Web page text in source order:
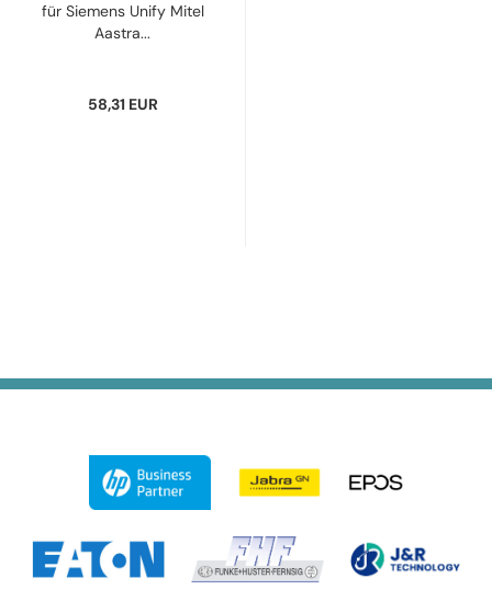
für Siemens Unify Mitel
Aastra...
58,31 EUR